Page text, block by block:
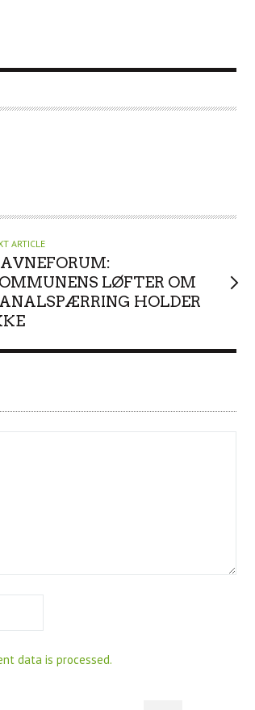
ARTICLE
LØFTER OM
HOLDER
data is processed.